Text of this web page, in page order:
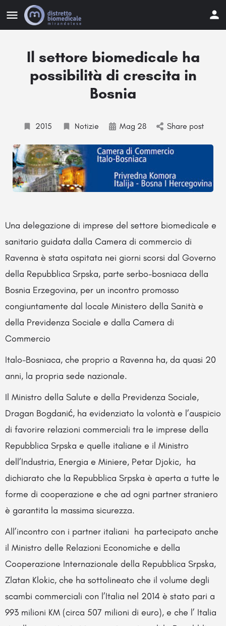
Il settore biomedicale ha
possibilità di crescita in
Bosnia
2015 Notizie Mag 28 Share post
Una delegazione di imprese del settore biomedicale e
sanitario guidata dalla Camera di commercio di
Ravenna è stata ospitata nei giorni scorsi dal Governo
della Repubblica Srpska, parte serbo-bosniaca della
Bosnia Erzegovina, per un incontro promosso
congiuntamente dal locale Ministero della Sanità e
della Previdenza Sociale e dalla Camera di
Commercio
Italo-Bosniaca, che proprio a Ravenna ha, da quasi 20
anni, la propria sede nazionale.
Il Ministro della Salute e della Previdenza Sociale,
Dragan Bogdanić, ha evidenziato la volontà e l’auspicio
di favorire relazioni commerciali tra le imprese della
Repubblica Srpska e quelle italiane e il Ministro
dell’Industria, Energia e Miniere, Petar Djokic, ha
dichiarato che la Repubblica Srpska è aperta a tutte le
forme di cooperazione e che ad ogni partner straniero
è garantita la massima sicurezza.
All’incontro con i partner italiani ha partecipato anche
il Ministro delle Relazioni Economiche e della
Cooperazione Internazionale della Repubblica Srpska,
Zlatan Klokic, che ha sottolineato che il volume degli
scambi commerciali con l’Italia nel 2014 è stato pari a
993 milioni KM (circa 507 milioni di euro), e che l’ Italia